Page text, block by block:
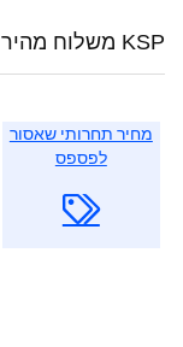
KSP משלוח מהיר בישראל
מחיר תחרותי שאסור
לפספס